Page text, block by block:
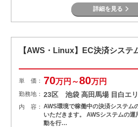
詳細を見る
【AWS・Linux】EC決済システ
単 価： 70万円～80万円
勤務地： 23区 池袋 高田馬場 目白エ
内 容： AWS環境で稼働中の決済システム
いただきます。 AWSシステムの
動を行…